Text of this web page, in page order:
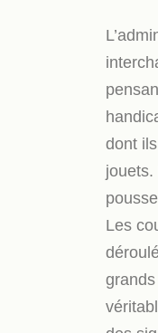
dont
Les